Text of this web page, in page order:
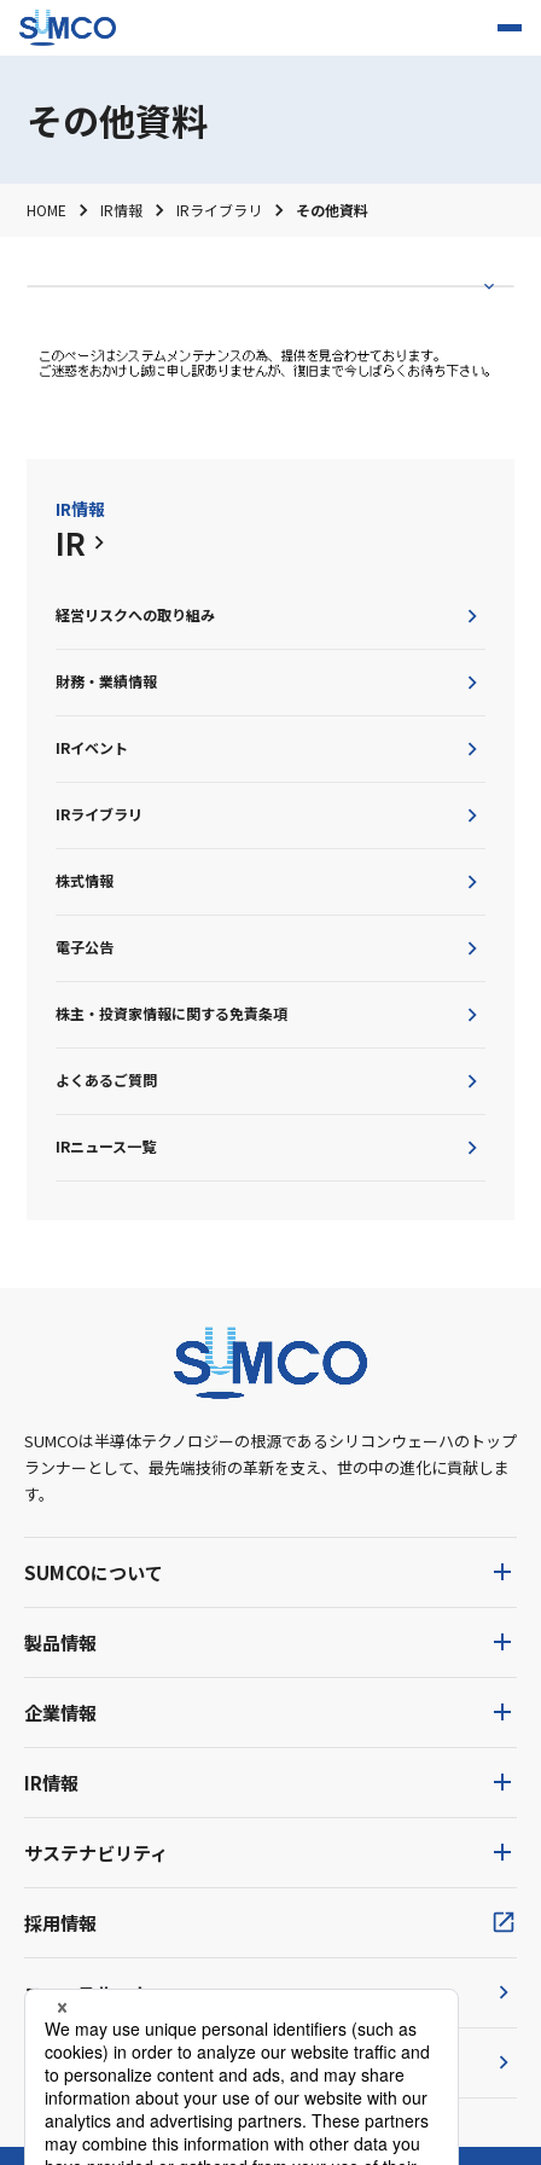
その他資料
HOME IR情報 IRライブラリ その他資料
IR情報
IR
経営リスクへの取り組み
財務・業績情報
IRイベント
IRライブラリ
株式情報
電子公告
株主・投資家情報に関する免責条項
よくあるご質問
IRニュース一覧
SUMCOは半導体テクノロジーの根源であるシリコンウェーハのトップ
ランナーとして、最先端技術の革新を支え、世の中の進化に貢献しま
す。
SUMCOについて
製品情報
企業情報
IR情報
サステナビリティ
採用情報
ニュースルーム
TVCM紹介